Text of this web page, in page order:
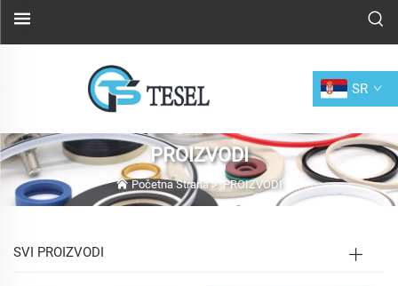
SR
PROIZVODI
Početna Strana>PROIZVODI
SVI PROIZVODI